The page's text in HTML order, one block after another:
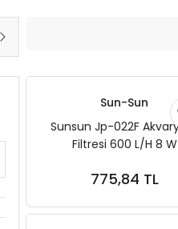
Sun-Sun
Sunsun Jp-022F
Filtresi 600 L/H 8 W
775,84 TL
Sepete Ekle